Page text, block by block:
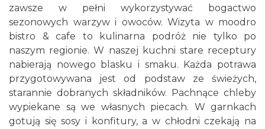
zawsze w pełni wykorzystywać bogactwo
sezonowych warzyw i owoców. Wizyta w moodro
bistro & cafe to kulinarna podróż nie tylko po
naszym regionie. W naszej kuchni stare receptury
nabierają nowego blasku i smaku. Każda potrawa
przygotowywana jest od podstaw ze świeżych,
starannie dobranych składników. Pachnące chleby
wypiekane są we własnych piecach. W garnkach
gotują się sosy i konfitury, a w chłodni czekają na